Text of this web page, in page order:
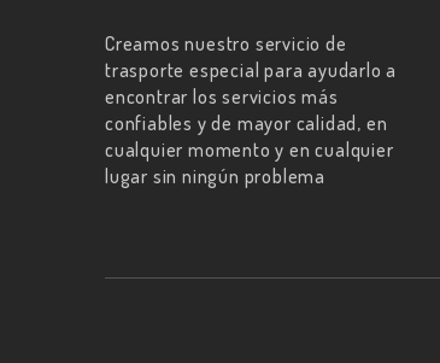
Creamos nuestro servicio de
trasporte especial para ayudarlo a
encontrar los servicios más
confiables y de mayor calidad, en
cualquier momento y en cualquier
lugar sin ningún problema